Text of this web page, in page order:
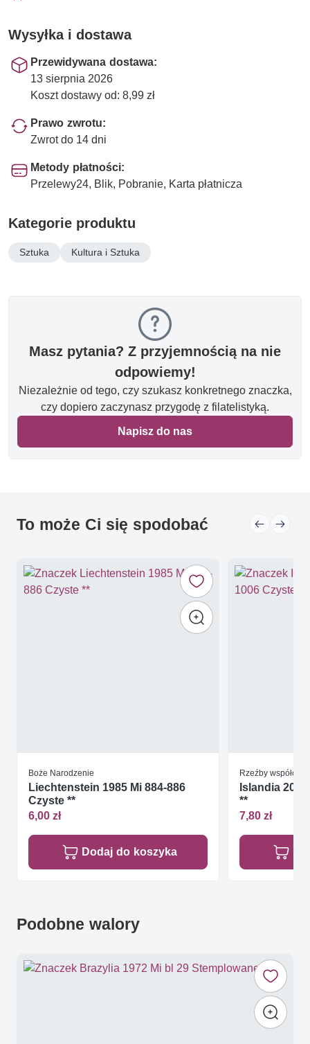
Wysyłka i dostawa
Przewidywana dostawa:
13 sierpnia 2026
Koszt dostawy od: 8,99 zł
Prawo zwrotu:
Zwrot do 14 dni
Metody płatności:
Przelewy24, Blik, Pobranie, Karta płatnicza
Kategorie produktu
Sztuka Kultura i Sztuka
Masz pytania? Z przyjemnością na nie
odpowiemy!
Niezależnie od tego, czy szukasz konkretnego znaczka,
czy dopiero zaczynasz przygodę z filatelistyką.
Napisz do nas
To może Ci się spodobać
Boże Narodzenie
Liechtenstein 1985 Mi 884-886
Czyste **
6,00 zł
Dodaj do koszyka
Rzeźby
Islandia
**
7,80 zł
Podobne walory